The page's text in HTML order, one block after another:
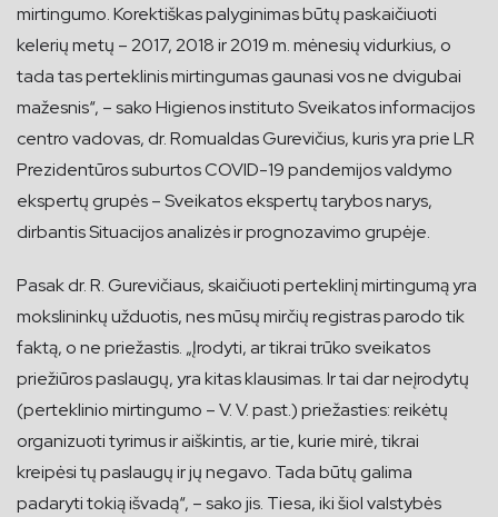
mirtingumo. Korektiškas palyginimas būtų paskaičiuoti
kelerių metų – 2017, 2018 ir 2019 m. mėnesių vidurkius, o
tada tas perteklinis mirtingumas gaunasi vos ne dvigubai
mažesnis“, – sako Higienos instituto Sveikatos informacijos
centro vadovas, dr. Romualdas Gurevičius, kuris yra prie LR
Prezidentūros suburtos COVID-19 pandemijos valdymo
ekspertų grupės – Sveikatos ekspertų tarybos narys,
dirbantis Situacijos analizės ir prognozavimo grupėje.
Pasak dr. R. Gurevičiaus, skaičiuoti perteklinį mirtingumą yra
mokslininkų užduotis, nes mūsų mirčių registras parodo tik
faktą, o ne priežastis. „Įrodyti, ar tikrai trūko sveikatos
priežiūros paslaugų, yra kitas klausimas. Ir tai dar neįrodytų
(perteklinio mirtingumo – V. V. past.) priežasties: reikėtų
organizuoti tyrimus ir aiškintis, ar tie, kurie mirė, tikrai
kreipėsi tų paslaugų ir jų negavo. Tada būtų galima
padaryti tokią išvadą“, – sako jis. Tiesa, iki šiol valstybės